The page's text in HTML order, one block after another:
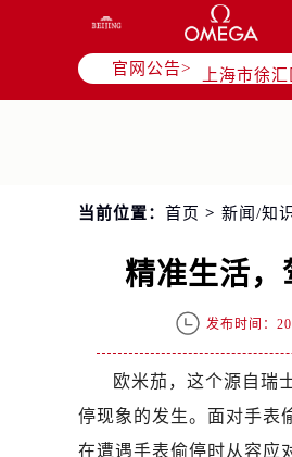
官网公告>
北京市朝
天津市和平
上海市徐
上海市黄
常州市新
扬州市邗
泰州市海
宁波市江
金华市金
绍兴市越
当前位置： 首页 > 新闻/知
精准生活，
发布时间：
欧米茄，这个源自瑞
停现象的发生。面对手表
在遭遇手表偷停时从容应